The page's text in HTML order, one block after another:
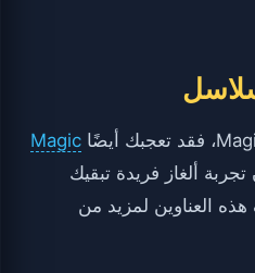
Magic
تجربة ألغاز فريدة تبقيك
العناوين لمزيد من